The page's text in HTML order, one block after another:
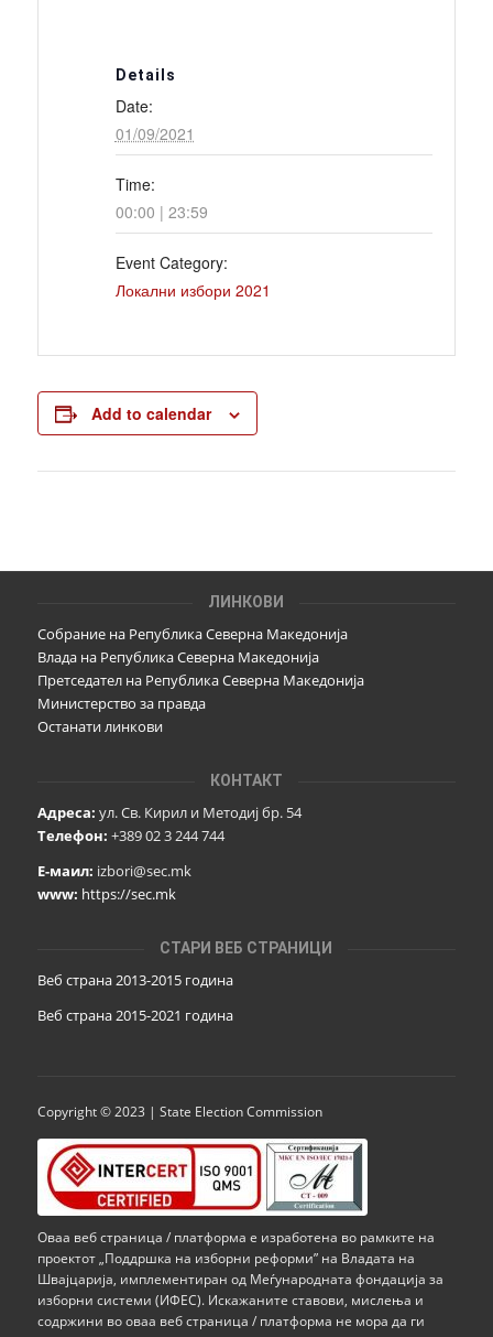
Details
Date:
01/09/2021
Time:
00:00 | 23:59
Event Category:
Локални избори 2021
Add to calendar
ЛИНКОВИ
Собрание на Република Северна Македонија
Влада на Република Северна Македонија
Претседател на Република Северна Македонија
Министерство за правда
Останати линкови
КОНТАКТ
Адреса: ул. Св. Кирил и Методиј бр. 54
Телефон: +389 02 3 244 744
Е-маил: izbori@sec.mk
www: https://sec.mk
СТАРИ ВЕБ СТРАНИЦИ
Веб страна 2013-2015 година
Веб страна 2015-2021 година
Copyright © 2023 | State Election Commission
Оваа веб страница / платформа е изработена во рамките на
проектот „Поддршка на изборни реформи” на Владата на
Швајцарија, имплементиран од Меѓународната фондација за
изборни системи (ИФЕС). Искажаните ставови, мислења и
содржини во оваа веб страница / платформа не мора да ги